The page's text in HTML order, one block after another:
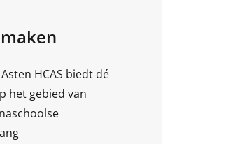
HCAS biedt dé
het gebied van